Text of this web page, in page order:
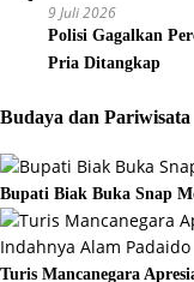
9 Juli 2026
Polisi Gagalkan
Pria Ditangkap
Budaya dan Pariwisata
Bupati Biak Buka Snap
Turis Mancanegara